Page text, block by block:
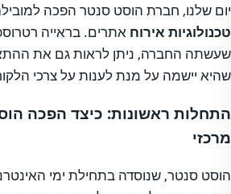
יום שלנו, חברת הוסט סנטר הפכה
טכנולוגיות אירוח אתרים. בראייה
שעשתה החברה, ניתן לראות גם את
שהיא יישמה על מנת לענות על צרכי
התחלות ראשונות: כיצד הפכה
מרכזי
הוסט סנטר, שנוסדה בתחילת ימי